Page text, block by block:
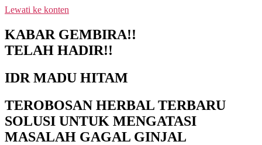
Lewati ke konten
KABAR GEMBIRA!!
TELAH HADIR!!
IDR MADU HITAM
TEROBOSAN HERBAL TERBARU
SOLUSI UNTUK MENGATASI
MASALAH GAGAL GINJAL
NEW PROMO !! BAYAR SETELAH
INDONESIA KLIK PESAN SEKARANG
(NON COD - TRANSFER SETELAH